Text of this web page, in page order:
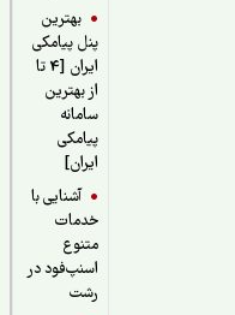
بهترین
پنل پیامکی
ایران [4 تا
از بهترین
سامانه
پیامکی
آشنایی با
خدمات
اسنپ‌فود در